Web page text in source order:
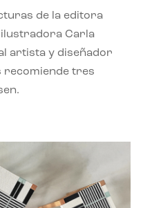
de la editora
ilustradora Carla
artista y diseñador
recomiende tres